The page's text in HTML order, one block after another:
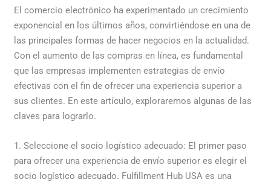
El comercio electrónico ha experimentado un crecimiento
exponencial en los últimos años, convirtiéndose en una de
las principales formas de hacer negocios en la actualidad.
Con el aumento de las compras en línea, es fundamental
que las empresas implementen estrategias de envío
efectivas con el fin de ofrecer una experiencia superior a
sus clientes. En este artículo, exploraremos algunas de las
claves para lograrlo.
1. Seleccione el socio logístico adecuado: El primer paso
para ofrecer una experiencia de envío superior es elegir el
socio logístico adecuado. Fulfillment Hub USA es una